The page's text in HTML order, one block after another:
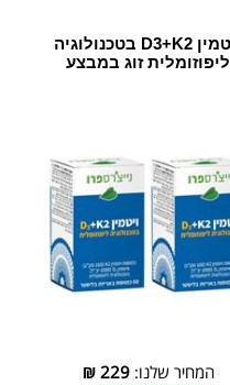
ויטמין D3+K2 בטכנולוגיה
ליפוזומלית זוג במבצע
המחיר שלנו:229
₪